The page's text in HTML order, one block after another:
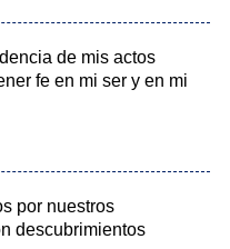
de mis actos
fe en mi ser y en mi
por nuestros
descubrimientos